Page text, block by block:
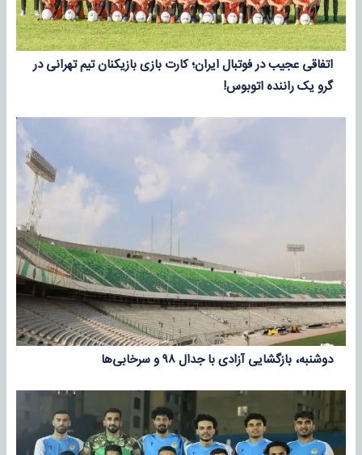
اتفاقی عجیب در فوتبال ایران؛ کارت بازی بازیکنان تیم تهرانی در
گرو یک راننده اتوبوس!
دوشنبه، بازگشایی آزادی با جدال ۹۸ و سرخابی‌ها